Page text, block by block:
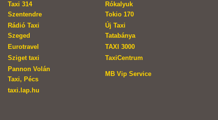
Taxi 314
Szentendre
Rókalyuk
Tokio 170
Rádió Taxi
Szeged
Új Taxi
Tatabánya
Eurotravel
TAXI 3000
Sziget taxi
TaxiCentrum
Pannon Volán
Taxi, Pécs
MB Vip Service
taxi.lap.hu